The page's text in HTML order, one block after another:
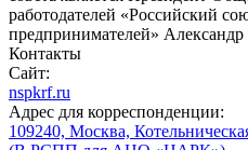
работодателей «Российский
предпринимателей»
Контакты
Сайт:
nspkrf.ru
Адрес для корреспонденции:
109240, Москва,